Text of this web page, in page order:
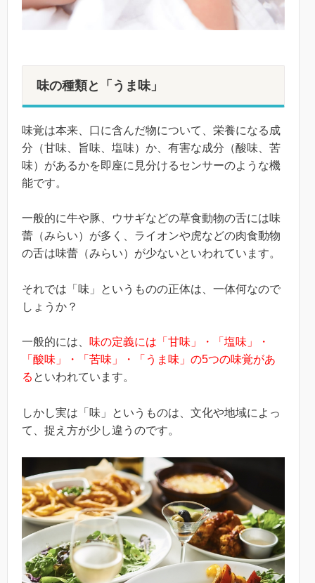
味の種類と「うま味」
味覚は本来、口に含んだ物について、栄養になる成
分（甘味、旨味、塩味）か、有害な成分（酸味、苦
味）があるかを即座に見分けるセンサーのような機
能です。
一般的に牛や豚、ウサギなどの草食動物の舌には味
蕾（みらい）が多く、ライオンや虎などの肉食動物
の舌は味蕾（みらい）が少ないといわれています。
それでは「味」というものの正体は、一体何なので
しょうか？
一般的には、 味の定義には「甘味」・「塩味」・
「酸味」・「苦味」・「うま味」の5つの味覚があ
る といわれています。
しかし実は「味」というものは、文化や地域によっ
て、捉え方が少し違うのです。